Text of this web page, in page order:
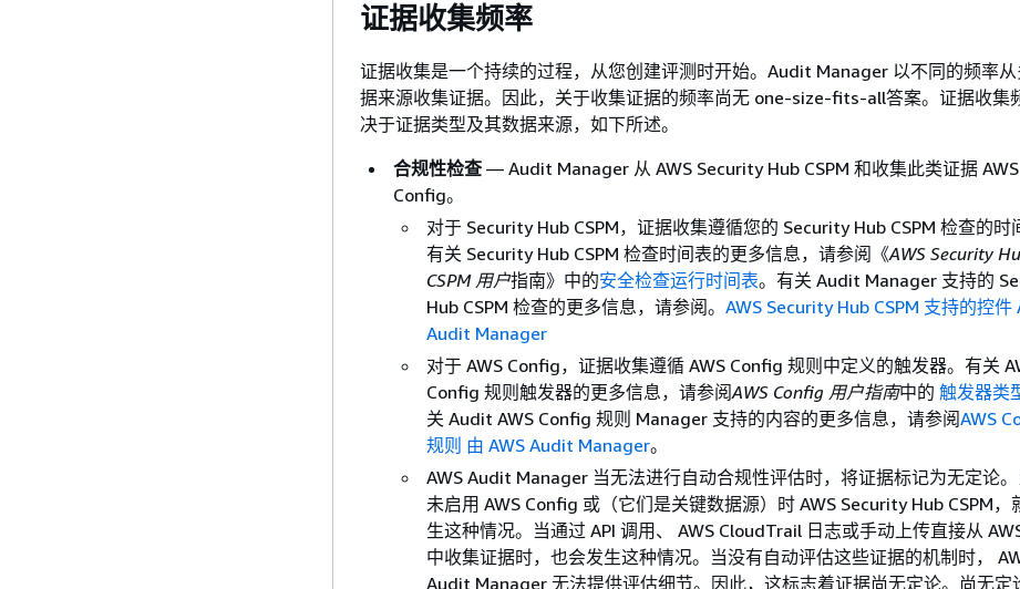
证据收集频率
证据收集是一个持续的过程，从您创建评测时开始。Audit Manager 以不同的频率
据来源收集证据。因此，关于收集证据的频率尚无 one-size-fits-all答案。证据收集
决于证据类型及其数据来源，如下所述。
合规性检查 — Audit Manager 从 AWS Security Hub CSPM 和收集此类证据 AWS
Config。
对于 Security Hub CSPM，证据收集遵循您的 Security Hub CSPM 检查的时
有关 Security Hub CSPM 检查时间表的更多信息，请参阅《AWS Security
CSPM 用户指南》中的安全检查运行时间表。有关 Audit Manager 支持的
Hub CSPM 检查的更多信息，请参阅。 AWS Security Hub CSPM 支持的控件
Audit Manager
对于 AWS Config，证据收集遵循 AWS Config 规则中定义的触发器。有关
Config 规则触发器的更多信息，请参阅AWS Config 用户指南中的 触发器类
关 Audit AWS Config 规则 Manager 支持的内容的更多信息，请参阅AWS
规则 由 AWS Audit Manager。
AWS Audit Manager 当无法进行自动合规性评估时，将证据标记为无定论
未启用 AWS Config 或（它们是关键数据源）时 AWS Security Hub CSPM，
生这种情况。当通过 API 调用、 AWS CloudTrail 日志或手动上传直接从
中收集证据时，也会发生这种情况。当没有自动评估这些证据的机制时，
Audit Manager 无法提供评估细节。因此，这标志着证据尚无定论。尚无定